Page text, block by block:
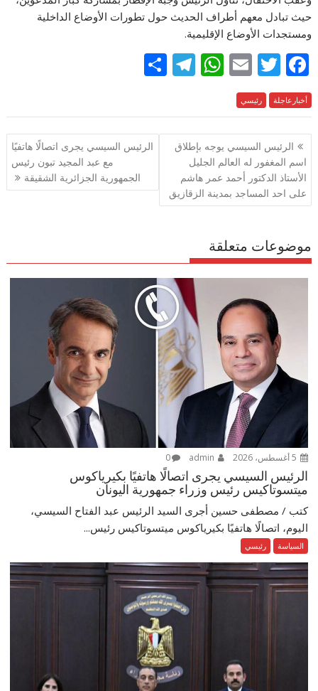
حيث تبادل معهم أطراف الحديث حول تطورات الأوضاع الداخلية
ومستجدات الأوضاع الإقليمية.
F
ac
e
b
o
o
k
T
w
itt
er
E
ai
l
W
at
s
A
p
p
T
e
gr
ar
e
أخبارعاجلة رئيسي
تصفّح
المقالات
الرئيس السيسي يوجه بإطلاق
اسم المغفور له العالم الجليل
الأستاذ الدكتور أحمد عمر هاشم
على احد المساجد بمدينة الزقازيق
الرئيس السيسي يجرى اتصالًا هاتفيًا
مع عبد المجيد تبون رئيس
الجمهورية الجزائرية الشقيقة
موضوعات متعلقة
0
الرئيس السيسي يجرى اتصالًا هاتفيًا بكيرياكوس
ميتسوتاكيس رئيس وزراء جمهورية اليونان
كتب / مصطفى حسين أجرى السيد الرئيس عبد الفتاح السيسي،
اليوم، اتصالًا هاتفيًا بكيرياكوس ميتسوتاكيس رئيس...
السياسة رئيسي